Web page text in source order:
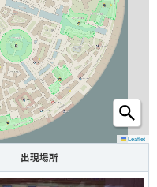
Leaflet
出現場所